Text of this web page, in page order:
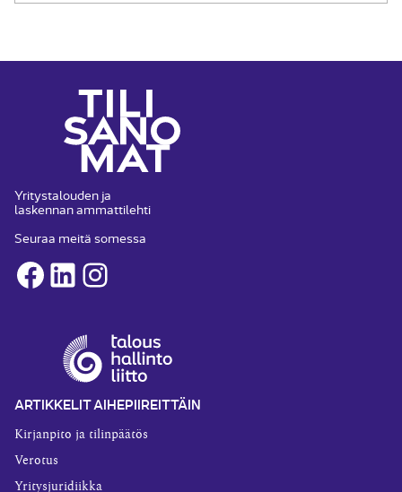
Yritystalouden ja
laskennan ammattilehti
Seuraa meitä somessa
Facebook
LinkedInInstagram
ARTIKKELIT AIHEPIIREITTÄIN
Kirjanpito ja tilinpäätös
Verotus
Yritysjuridiikka